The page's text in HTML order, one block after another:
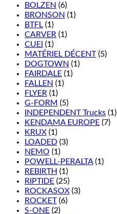
BOLZEN (6)
BRONSON (1)
BTFL (1)
CARVER (1)
CUEI (1)
MATÉRIEL DÉCENT (5)
DOGTOWN (1)
FAIRDALE (1)
FALLEN (1)
FLYER (1)
G-FORM (5)
INDEPENDENT Trucks (1)
KENDAMA EUROPE (7)
KRUX (1)
LOADED (3)
NEMO (1)
POWELL-PERALTA (1)
REBIRTH (1)
RIPTIDE (25)
ROCKASOX (3)
ROCKET (6)
S-ONE (2)